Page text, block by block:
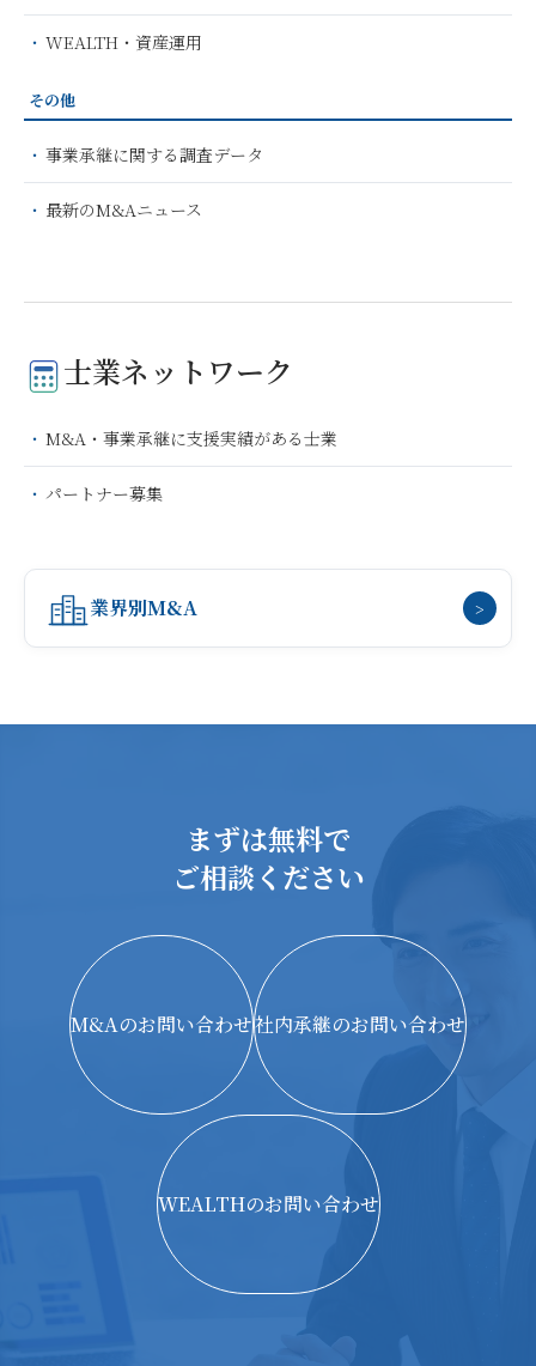
WEALTH・資産運用
その他
事業承継に関する調査データ
最新のM&Aニュース
士業ネットワーク
M&A・事業承継に支援実績がある士業
パートナー募集
業界別M&A >
まずは無料で
ご相談ください
M&Aのお問い合わせ社内承継のお問い合わせ
WEALTHのお問い合わせ